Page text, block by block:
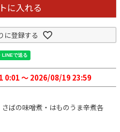
に入れる
に登録する
0:01〜 2026/08/19 23:59
ばの味噌煮・はものうま辛煮各